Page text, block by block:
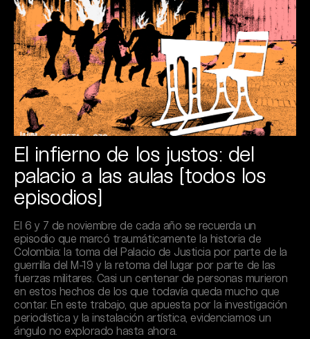
El infierno de los justos: del
palacio a las aulas [todos los
episodios]
El 6 y 7 de noviembre de cada año se recuerda un
episodio que marcó traumáticamente la historia de
Colombia: la toma del Palacio de Justicia por parte de la
guerrilla del M-19 y la retoma del lugar por parte de las
fuerzas militares. Casi un centenar de personas murieron
en estos hechos de los que todavía queda mucho que
contar. En este trabajo, que apuesta por la investigación
periodística y la instalación artística, evidenciamos un
ángulo no explorado hasta ahora.